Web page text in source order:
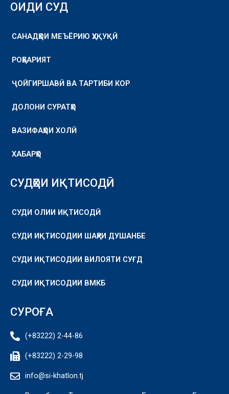
ОИДИ СУД
САНАДҲОИ МЕЪЁРИЮ ҲУҚУҚӢ
РОҲБАРИЯТ
ҶОЙГИРШАВӢ ВА ТАРТИБИ КОР
ДОЛОНИ СУРАТҲО
ВАЗИФАҲОИ ХОЛӢ
ХАБАРҲО
СУДҲОИ ИҚТИСОДӢ
СУДИ ОЛИИ ИҚТИСОДӢ
СУДИ ИҚТИСОДИИ ШАҲРИ ДУШАНБЕ
СУДИ ИҚТИСОДИИ ВИЛОЯТИ СУҒД
СУДИ ИҚТИСОДИИ ВМКБ
СУРОҒА
(+83222) 2-44-86
(+83222) 2-29-98
info@si-khatlon.tj